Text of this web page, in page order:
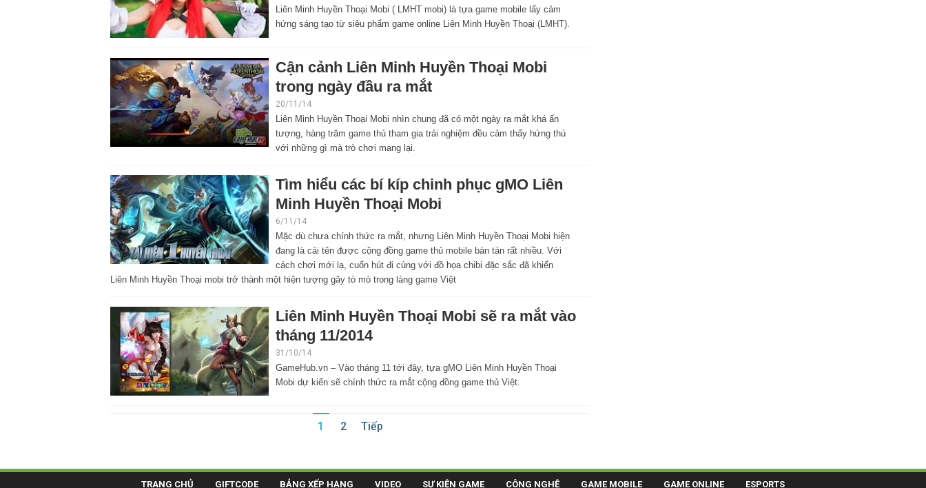
Liên Minh Huyền Thoại Mobi ( LMHT mobi) là tựa game mobile lấy cảm
hứng sáng tạo từ siêu phẩm game online Liên Minh Huyền Thoại (LMHT).
Cận cảnh Liên Minh Huyền Thoại Mobi
trong ngày đầu ra mắt
20/11/14
Liên Minh Huyền Thoại Mobi nhìn chung đã có một ngày ra mắt khá ấn
tượng, hàng trăm game thủ tham gia trải nghiệm đều cảm thấy hứng thú
với những gì mà trò chơi mang lại.
Tìm hiểu các bí kíp chinh phục gMO Liên
Minh Huyền Thoại Mobi
6/11/14
Mặc dù chưa chính thức ra mắt, nhưng Liên Minh Huyền Thoại Mobi hiện
đang là cái tên được cộng đồng game thủ mobile bàn tán rất nhiều. Với
cách chơi mới lạ, cuốn hút đi cùng với đồ họa chibi đặc sắc đã khiến
Liên Minh Huyền Thoại mobi trở thành một hiện tượng gây tò mò trong làng game Việt
Liên Minh Huyền Thoại Mobi sẽ ra mắt vào
tháng 11/2014
31/10/14
GameHub.vn – Vào tháng 11 tới đây, tựa gMO Liên Minh Huyền Thoại
Mobi dự kiến sẽ chính thức ra mắt cộng đồng game thủ Việt.
1 2 Tiếp
TRANG CHỦ GIFTCODE BẢNG XẾP HẠNG VIDEO SỰ KIỆN GAME CÔNG NGHỆ GAME MOBILE GAME ONLINE ESPORTS